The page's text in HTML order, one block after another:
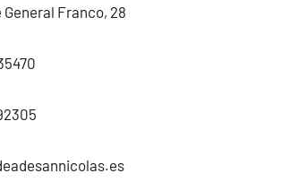
General Franco, 28